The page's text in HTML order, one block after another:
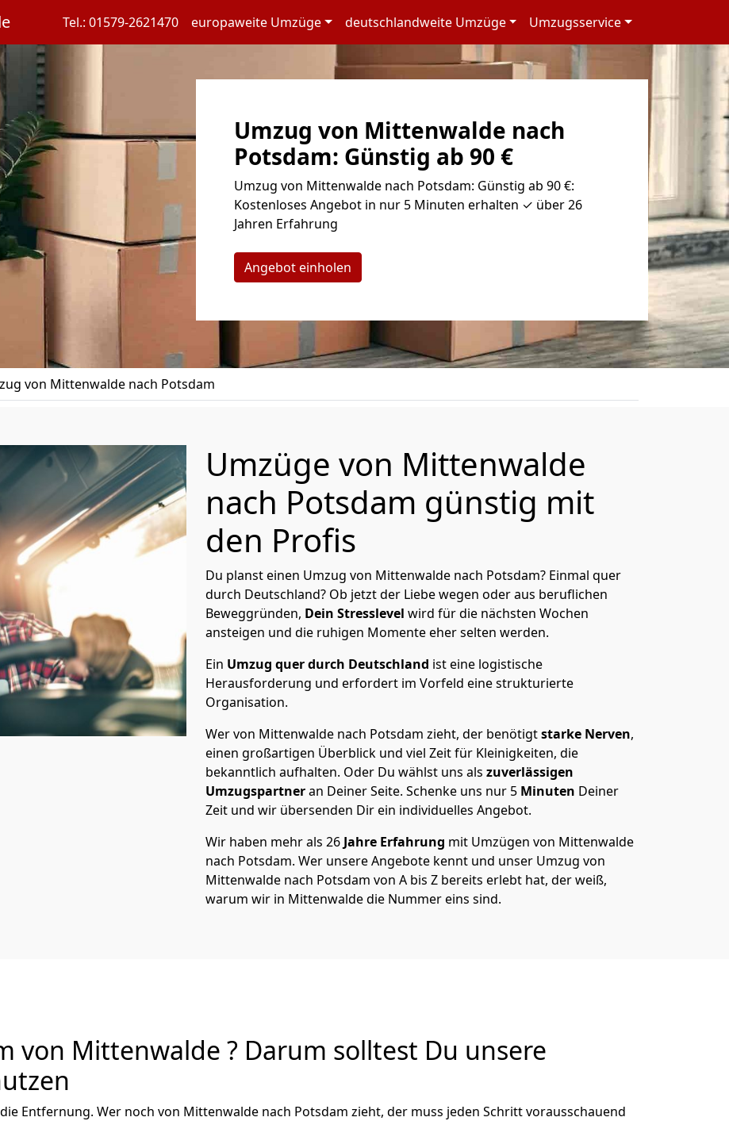
Tel.: 01579-2621470 europaweite Umzüge deutschlandweite Umzüge Umzugsservice
Umzug von Mittenwalde nach
Potsdam: Günstig ab 90 €
Umzug von Mittenwalde nach Potsdam: Günstig ab 90 €:
Kostenloses Angebot in nur 5 Minuten erhalten ✓ über 26
Jahren Erfahrung
Angebot einholen
von Mittenwalde nach Potsdam
Umzüge von Mittenwalde
nach Potsdam günstig mit
den Profis
Du planst einen Umzug von Mittenwalde nach Potsdam? Einmal quer
durch Deutschland? Ob jetzt der Liebe wegen oder aus beruflichen
Beweggründen, Dein Stresslevel wird für die nächsten Wochen
ansteigen und die ruhigen Momente eher selten werden.
Ein Umzug quer durch Deutschland ist eine logistische
Herausforderung und erfordert im Vorfeld eine strukturierte
Organisation.
Wer von Mittenwalde nach Potsdam zieht, der benötigtstarke Nerven,
einen großartigen Überblick und viel Zeit für Kleinigkeiten, die
bekanntlich aufhalten. Oder Du wählst uns als zuverlässigen
Umzugspartneran Deiner Seite. Schenke uns nur 5 Minuten Deiner
Zeit und wir übersenden Dir ein individuelles Angebot.
Wir haben mehr als 26 Jahre Erfahrung mit Umzügen von Mittenwalde
nach Potsdam. Wer unsere Angebote kennt und unser Umzug von
Mittenwalde nach Potsdam von A bis Z bereits erlebt hat, der weiß,
warum wir in Mittenwalde die Nummer eins sind.
von Mittenwalde ? Darum solltest Du unsere
Entfernung. Wer noch von Mittenwalde nach Potsdam zieht, der muss jeden Schritt vorausschauend